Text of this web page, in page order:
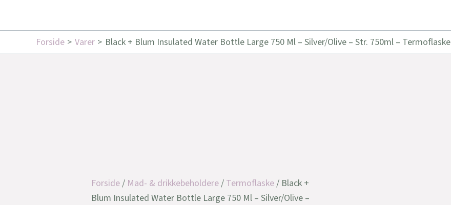
Forside Varer Black + Blum Insulated Water Bottle Large 750 Ml – Silver/Olive – Str. 750ml – Termoflaske
Forside/ Mad- & drikkebeholdere/ Termoflaske/ Black +
Blum Insulated Water Bottle Large 750 Ml – Silver/Olive –